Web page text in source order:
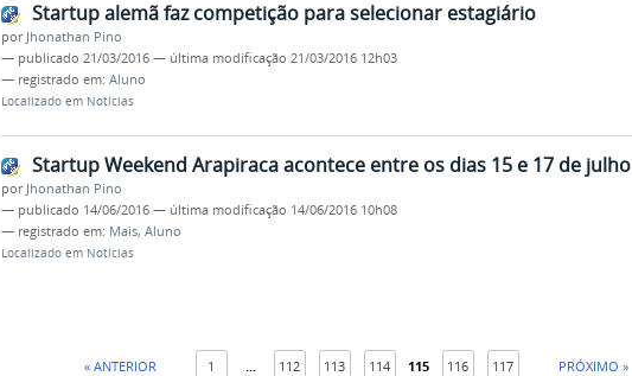
Startup alemã faz competição para selecionar estagiário
por Jhonathan Pino
— publicado 21/03/2016 — última modificação 21/03/2016 12h03
— registrado em: Aluno
Localizado em Notícias
Startup Weekend Arapiraca acontece entre os dias 15 e 17 de julho
por Jhonathan Pino
— publicado 14/06/2016 — última modificação 14/06/2016 10h08
— registrado em: Mais, Aluno
Localizado em Notícias
« ANTERIOR 1 112 113 114 115 116 117 PRÓXIMO »